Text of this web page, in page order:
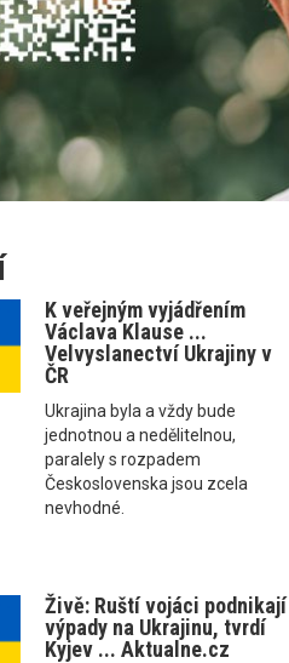
K veřejným vyjádřením
Václava Klause ...
Velvyslanectví Ukrajiny v
ČR
Ukrajina byla a vždy bude
jednotnou a nedělitelnou,
paralely s rozpadem
Československa jsou zcela
nevhodné.
Živě: Ruští vojáci podnikají
výpady na Ukrajinu, tvrdí
Kyjev ... Aktualne.cz